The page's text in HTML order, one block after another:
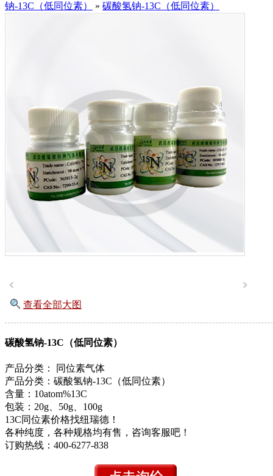
钠-13C（低同位素）
» 碳酸氢钠-13C（低同位素）
查看全部大图
碳酸氢钠-13C（低同位素）
产品分类：
同位素气体
产品分类：碳酸氢钠-13C（低同位素）
含量：10atom%13C
包装：20g、50g、100g
13C同位素价格找纽瑞德！
各种纯度，各种规格均有售，咨询客服吧！
订购热线： 400-6277-838